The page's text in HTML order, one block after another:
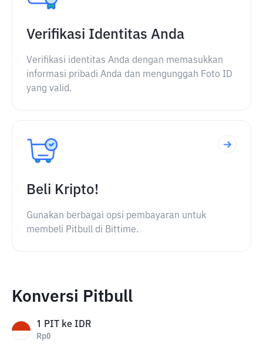
Verifikasi Identitas Anda
Verifikasi identitas Anda dengan memasukkan
informasi pribadi Anda dan mengunggah Foto ID
yang valid.
Beli Kripto!
Gunakan berbagai opsi pembayaran untuk
membeli Pitbull di Bittime.
Konversi Pitbull
1 PIT ke IDR
Rp0